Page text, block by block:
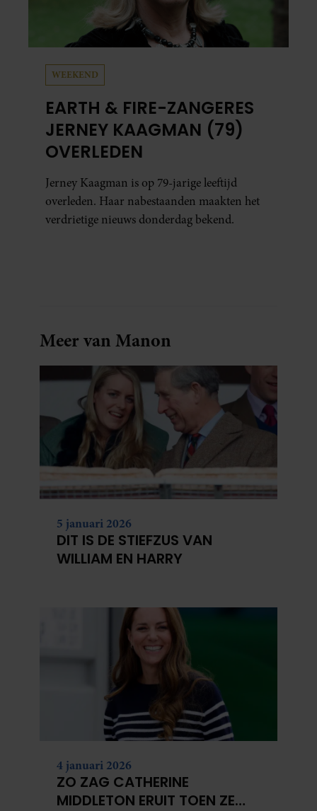
WEEKEND
EARTH & FIRE-ZANGERES
JERNEY KAAGMAN (79)
OVERLEDEN
Jerney Kaagman is op 79-jarige leeftijd
overleden. Haar nabestaanden maakten het
verdrietige nieuws donderdag bekend.
Meer van Manon
5 januari 2026
DIT IS DE STIEFZUS VAN
WILLIAM EN HARRY
4 januari 2026
ZO ZAG CATHERINE
MIDDLETON ERUIT TOEN ZE